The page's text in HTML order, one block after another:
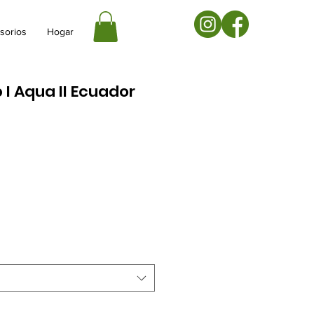
Hogar
Aqua II Ecuador